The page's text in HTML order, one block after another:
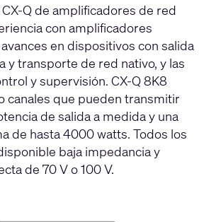
CX-Q de amplificadores de red
con amplificadores
en dispositivos con salida
y transporte de red nativo, y las
y supervisión. CX-Q 8K8
canales que pueden transmitir
de salida a medida y una
de hasta 4000 watts. Todos los
baja impedancia y
de 70 V o 100 V.